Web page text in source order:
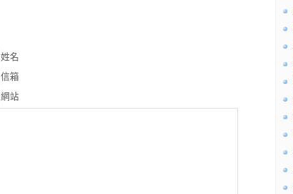
姓名
信箱
網站